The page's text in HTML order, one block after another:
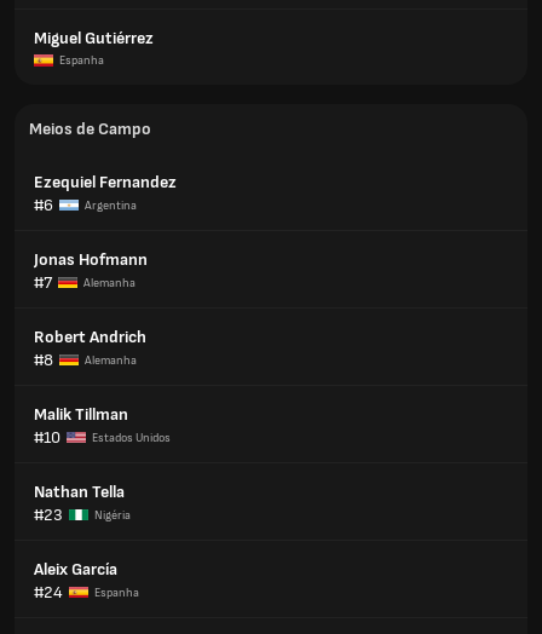
Miguel Gutiérrez
Espanha
Meios de Campo
Ezequiel Fernandez
#6
Argentina
Jonas Hofmann
#7
Alemanha
Robert Andrich
#8
Alemanha
Malik Tillman
#10
Estados Unidos
Nathan Tella
#23
Nigéria
Aleix García
#24
Espanha